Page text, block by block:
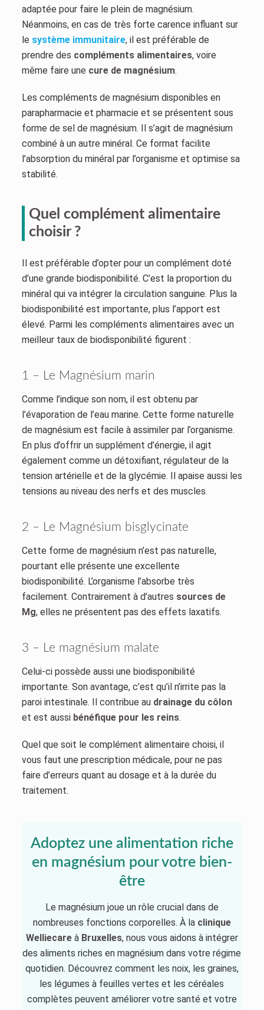
adaptée pour faire le plein de magnésium.
Néanmoins, en cas de très forte carence influant sur
le système immunitaire, il est préférable de
prendre des compléments alimentaires, voire
même faire une cure de magnésium.
Les compléments de magnésium disponibles en
parapharmacie et pharmacie et se présentent sous
forme de sel de magnésium. Il s’agit de magnésium
combiné à un autre minéral. Ce format facilite
l’absorption du minéral par l’organisme et optimise sa
stabilité.
Quel complément alimentaire
choisir ?
Il est préférable d’opter pour un complément doté
d’une grande biodisponibilité. C’est la proportion du
minéral qui va intégrer la circulation sanguine. Plus la
biodisponibilité est importante, plus l’apport est
élevé. Parmi les compléments alimentaires avec un
meilleur taux de biodisponibilité figurent :
1 – Le Magnésium marin
Comme l’indique son nom, il est obtenu par
l’évaporation de l’eau marine. Cette forme naturelle
de magnésium est facile à assimiler par l’organisme.
En plus d’offrir un supplément d’énergie, il agit
également comme un détoxifiant, régulateur de la
tension artérielle et de la glycémie. Il apaise aussi les
tensions au niveau des nerfs et des muscles.
2 – Le Magnésium bisglycinate
Cette forme de magnésium n’est pas naturelle,
pourtant elle présente une excellente
biodisponibilité. L’organisme l’absorbe très
facilement. Contrairement à d’autres sources de
Mg, elles ne présentent pas des effets laxatifs.
3 – Le magnésium malate
Celui-ci possède aussi une biodisponibilité
importante. Son avantage, c’est qu’il n’irrite pas la
paroi intestinale. Il contribue au drainage du côlon
et est aussi bénéfique pour les reins.
Quel que soit le complément alimentaire choisi, il
vous faut une prescription médicale, pour ne pas
faire d’erreurs quant au dosage et à la durée du
traitement.
Adoptez une alimentation riche
en magnésium pour votre bien-
être
Le magnésium joue un rôle crucial dans de
nombreuses fonctions corporelles. À la clinique
Welliecareà Bruxelles, nous vous aidons à intégrer
des aliments riches en magnésium dans votre régime
quotidien. Découvrez comment les noix, les graines,
les légumes à feuilles vertes et les céréales
complètes peuvent améliorer votre santé et votre